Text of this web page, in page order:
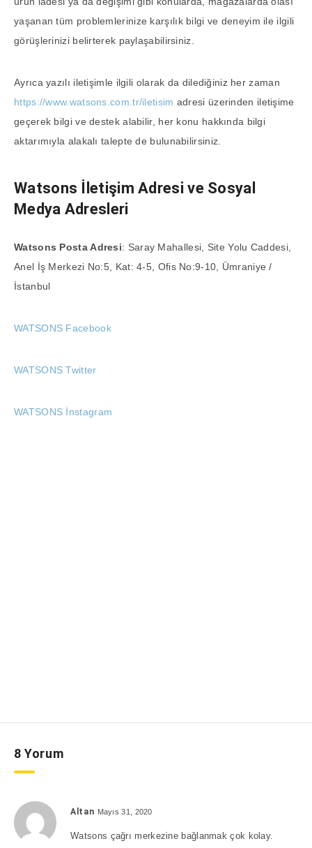
yaşanan tüm problemlerinize karşılık bilgi ve deneyim ile ilgili
görüşlerinizi belirterek paylaşabilirsiniz.
Ayrıca yazılı iletişimle ilgili olarak da dilediğiniz her zaman
https://www.watsons.com.tr/iletisim adresi üzerinden iletişime
geçerek bilgi ve destek alabilir, her konu hakkında bilgi
aktarımıyla alakalı talepte de bulunabilirsiniz.
Watsons İletişim Adresi ve Sosyal
Medya Adresleri
Watsons Posta Adresi: Saray Mahallesi, Site Yolu Caddesi,
Anel İş Merkezi No:5, Kat: 4-5, Ofis No:9-10, Ümraniye /
İstanbul
WATSONS Facebook
WATSONS Twitter
WATSONS İnstagram
8 Yorum
Altan Mayıs 31, 2020
Watsons çağrı merkezine bağlanmak çok kolay.